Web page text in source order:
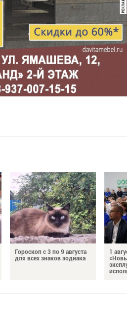
Гороскоп с 3 по 9 августа
для всех знаков зодиака
1
«Новые